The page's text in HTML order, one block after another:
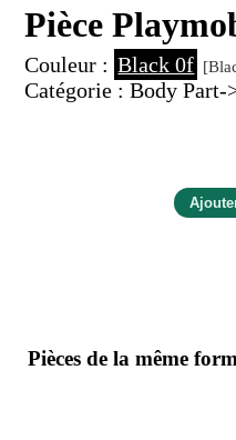
Pièce
Couleur : Black 0f
Catégorie : Body Part-
Pièces de la même